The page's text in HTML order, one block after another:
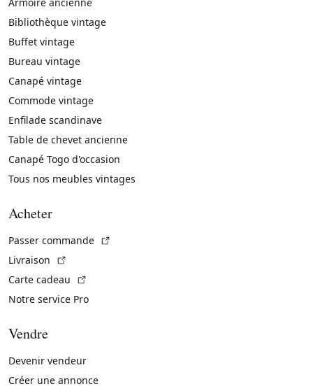
Bibliothèque vintage
Buffet vintage
Bureau vintage
Canapé vintage
Commode vintage
Enfilade scandinave
Table de chevet ancienne
Canapé Togo d'occasion
Tous nos meubles vintages
Acheter
Passer commande
Livraison
Carte cadeau
Notre service Pro
Vendre
Devenir vendeur
Créer une annonce